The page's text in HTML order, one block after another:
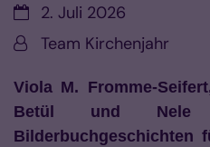
Datum:2. Juli 2026
Von:Team Kirchenjahr
Viola M. Fromme-
Betül und Nele
Bilderbuchgeschichten